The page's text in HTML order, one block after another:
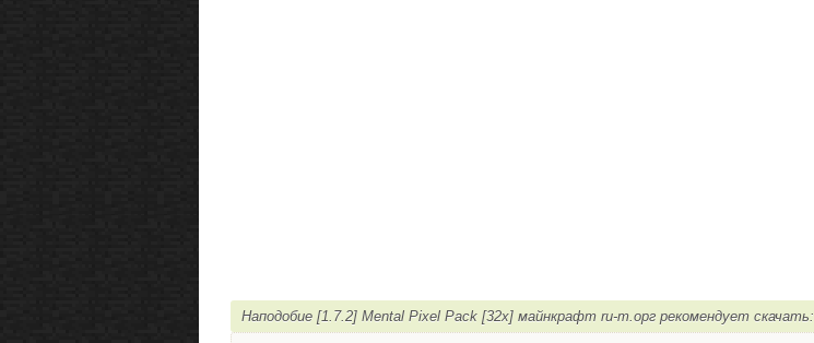
Наподобие [1.7.2] Mental Pixel Pack [32x] майнкрафт ru-m.орг рекомендует скачать: